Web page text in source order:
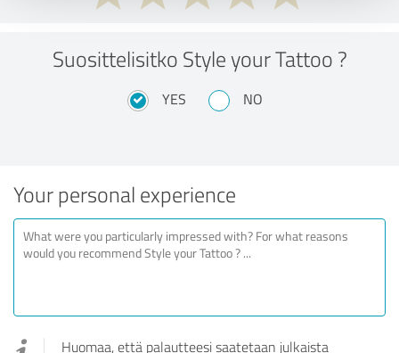
Suosittelisitko Style your Tattoo ?
YES NO
Your personal experience
Huomaa, että palautteesi saatetaan julkaista